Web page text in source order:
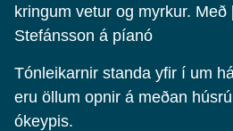
kringum vetur og myrkur.
Stefánsson á píanó
Tónleikarnir standa yfir í um
eru öllum opnir á meðan
ókeypis.